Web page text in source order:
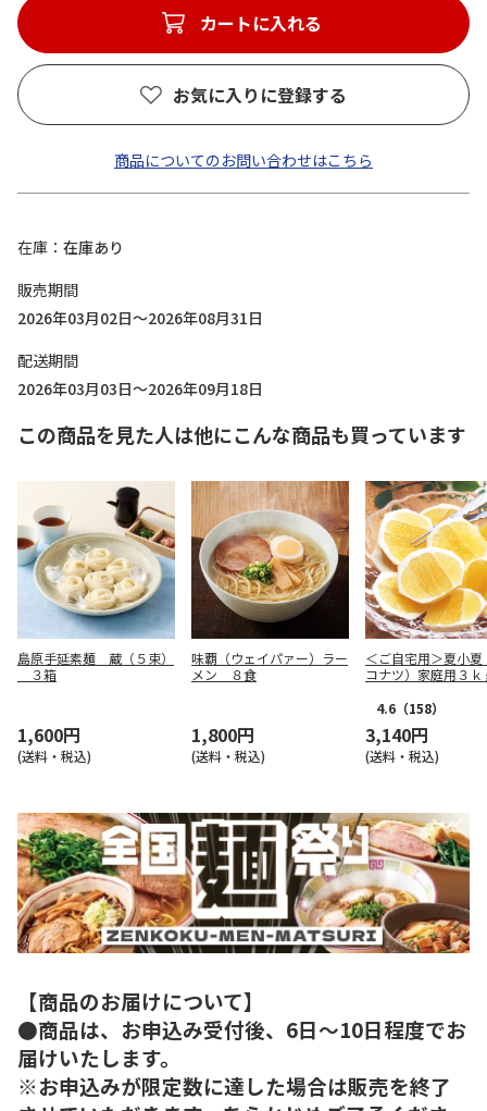
カートに入れる
お気に入りに登録する
商品についてのお問い合わせはこちら
在庫
在庫あり
販売期間
2026年03月02日～2026年08月31日
配送期間
2026年03月03日～2026年09月18日
この商品を見た人は他にこんな商品も買っています
島原手延素麺 蔵（５束）
３箱
1,600円
(送料・税込)
味覇（ウェイパァー）ラー
メン ８食
1,800円
(送料・税込)
＜ご自宅用＞夏小夏
コナツ）家庭用３ｋ
4.6 （158）
3,140円
(送料・税込)
【商品のお届けについて】
●商品は、お申込み受付後、6日～10日程度でお
届けいたします。
※お申込みが限定数に達した場合は販売を終了